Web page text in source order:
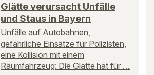
Glätte verursacht Unfälle
und Staus in Bayern
Unfälle auf Autobahnen,
gefährliche Einsätze für Polizisten,
eine Kollision mit einem
Räumfahrzeug: Die Glätte hat für …